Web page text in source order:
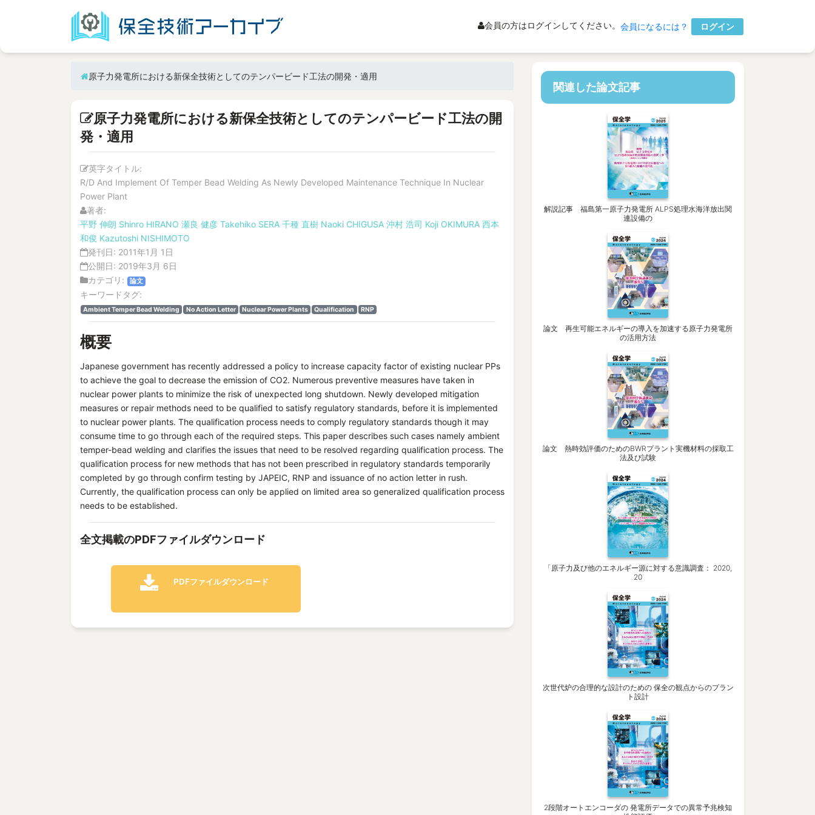
会員の方はログインしてください。 会員になるには？ ログイン
原子力発電所における新保全技術としてのテンパービード工法の開発・適用
原子力発電所における新保全技術としてのテンパービード工法の開
発・適用
英字タイトル:
R/D And Implement Of Temper Bead Welding As Newly Developed Maintenance Technique In Nuclear
Power Plant
著者:
平野 伸朗 Shinro HIRANO 瀬良 健彦 Takehiko SERA 千種 直樹 Naoki CHIGUSA 沖村 浩司 Koji OKIMURA 西本
和俊 Kazutoshi NISHIMOTO
発刊日: 2011年1月 1日
公開日: 2019年3月 6日
カテゴリ:
論文
キーワードタグ:
Ambient Temper Bead Welding No Action Letter Nuclear Power Plants Qualification RNP
概要
Japanese government has recently addressed a policy to increase capacity factor of existing nuclear PPs
to achieve the goal to decrease the emission of CO2. Numerous preventive measures have taken in
nuclear power plants to minimize the risk of unexpected long shutdown. Newly developed mitigation
measures or repair methods need to be qualified to satisfy regulatory standards, before it is implemented
to nuclear power plants. The qualification process needs to comply regulatory standards though it may
consume time to go through each of the required steps. This paper describes such cases namely ambient
temper-bead welding and clarifies the issues that need to be resolved regarding qualification process. The
qualification process for new methods that has not been prescribed in regulatory standards temporarily
completed by go through confirm testing by JAPEIC, RNP and issuance of no action letter in rush.
Currently, the qualification process can only be applied on limited area so generalized qualification process
needs to be established.
全文掲載のPDFファイルダウンロード
PDFファイルダウンロード
関連した論文記事
解説記事 福島第一原子力発電所 ALPS処理水海洋放出関
連設備の
論文 再生可能エネルギーの導入を加速する原子力発電所
の活用方法
論文 熱時効評価のためのBWRプラント実機材料の採取工
法及び試験
「原子力及び他のエネルギー源に対する意識調査： 2020,
20
次世代炉の合理的な設計のための 保全の観点からのプラン
ト設計
2段階オートエンコーダの 発電所データでの異常予兆検知